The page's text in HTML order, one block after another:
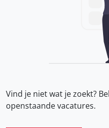
Vind je niet wat je zoekt?
openstaande vacatures.